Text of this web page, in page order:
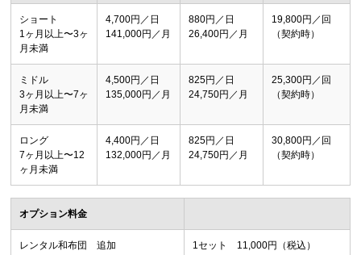
ショート
1ヶ月以上〜3ヶ
月未満
4,700円／日
141,000円／月
880円／日
26,400円／月
19,800円／回
（契約時）
ミドル
3ヶ月以上〜7ヶ
月未満
4,500円／日
135,000円／月
825円／日
24,750円／月
25,300円／回
（契約時）
ロング
7ヶ月以上〜12
ヶ月未満
4,400円／日
132,000円／月
825円／日
24,750円／月
30,800円／回
（契約時）
オプション料金
レンタル和布団 追加 1セット 11,000円（税込）